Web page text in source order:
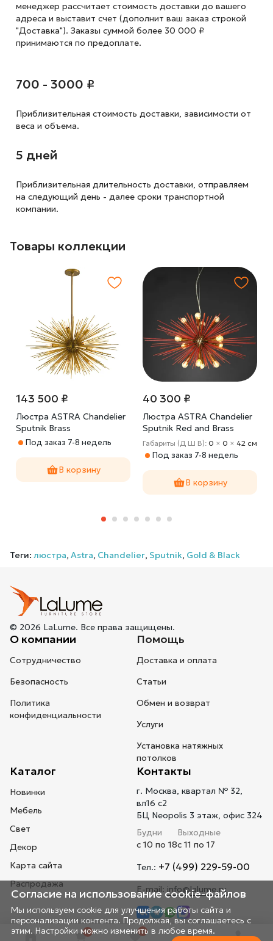
0 0
менеджер рассчитает стоимость доставки до вашего
адреса и выставит счет (дополнит ваш заказ строкой
"Доставка"). Заказы суммой более 30 000 ₽
принимаются по предоплате.
700 - 3000 ₽
Приблизительная стоимость доставки, зависимости от
веса и объема.
5 дней
Приблизительная длительность доставки, отправляем
на следующий день - далее сроки транспортной
компании.
Товары коллекции
143 500 ₽
Люстра ASTRA Chandelier
Sputnik Brass
Под заказ 7-8 недель
В корзину
40 300 ₽
Люстра ASTRA Chandelier
Sputnik Red and Brass
Габариты (Д Ш В): 0 × 0 × 42 cм
Под заказ 7-8 недель
В корзину
Теги: люстра, Astra, Chandelier, Sputnik, Gold & Black
© 2026 LaLume. Все права защищены.
О компании
Сотрудничество
Безопасность
Политика
конфиденциальности
Помощь
Доставка и оплата
Статьи
Обмен и возврат
Услуги
Установка натяжных
потолков
Каталог
Новинки
Мебель
Свет
Декор
Карта сайта
Распродажа
Контакты
г. Москва, квартал № 32,
вл16 с2
БЦ Neopolis 3 этаж, офис 324
Будни
с 10 по 18
Выходные
с 11 по 17
Тел.: +7 (499) 229-59-00
E-mail: info@lalume.ru
Согласие на использование cookie-файлов
Мы используем cookie для улучшения работы сайта и
персонализации контента. Продолжая, вы соглашаетесь с
этим. Настройки можно изменить в любое время.